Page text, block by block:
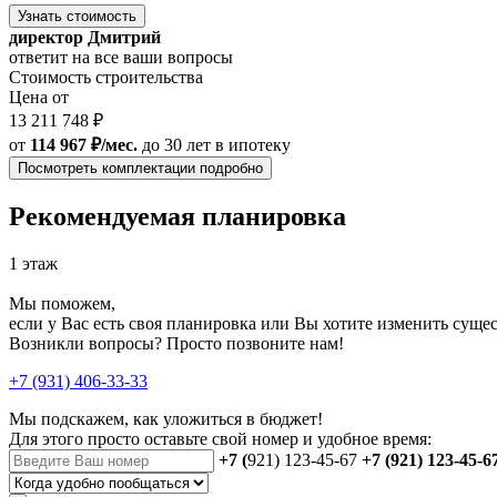
Узнать стоимость
директор Дмитрий
ответит на все ваши вопросы
Стоимость строительства
Цена от
13 211 748 ₽
от 114 967 ₽/мес. до 30 лет в ипотеку
Посмотреть комплектации подробно
Рекомендуемая планировка
1 этаж
Мы поможем,
если у Вас есть своя планировка или Вы хотите изменить
Возникли вопросы? Просто позвоните нам!
+7 (931) 406-33-33
Мы подскажем, как уложиться в бюджет!
Для этого просто оставьте свой номер и удобное время:
+7 (921) 123-45-67 +7 (921) 123-45-